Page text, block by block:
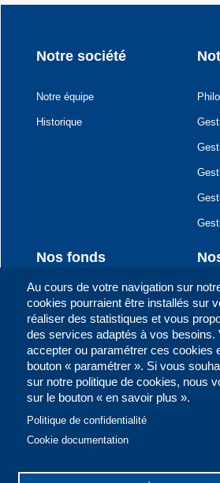
Navigation
Notre société
Notre équipe
Historique
Nos fonds
FCP BOA Actions
FCP Emergence
FCP Global Investors
FCP BOA Obligations
FCP BOA Rendement
FCP BOA Sécurité
FCP BOA BONDS
Au cours de votre navigation sur
cookies pourraient être installés sur
réaliser des statistiques et vous
des services adaptés à vos besoins.
accepter ou paramétrer ces cookies
bouton « paramétrer ». Si vous
sur notre politique de cookies, nous
sur le bouton « en savoir plus ».
Politique de confidentialité
Cookie documentation